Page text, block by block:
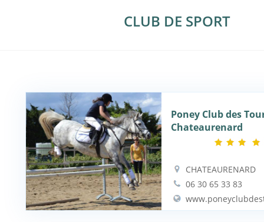
CLUB DE SPORT
Poney Club des
Chateaurenard
CHATEAURENARD
06 30 65 33 83